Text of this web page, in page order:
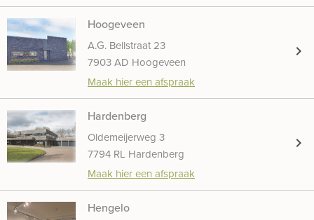
Hoogeveen
A.G. Bellstraat 23
7903 AD Hoogeveen
Maak hier een afspraak
chevron_right
Hardenberg
Oldemeijerweg 3
7794 RL Hardenberg
Maak hier een afspraak
chevron_right
Hengelo